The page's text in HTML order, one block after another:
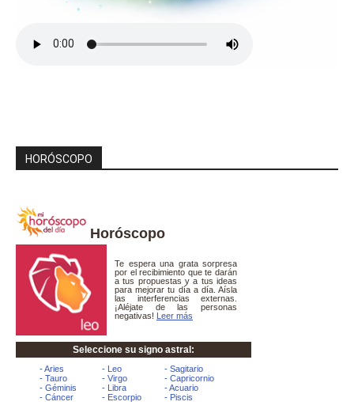
HORÓSCOPO
Horóscopo